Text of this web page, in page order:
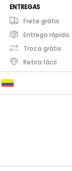
ENTREGAS
Frete grátis
Entrega rápida
Troca grátis
Retira fácil